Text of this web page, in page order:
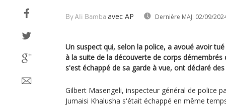
By Ali Bamba avec AP Dernière MAJ: 02/09/
Un suspect qui, selon la police, a avoué avoir
à la suite de la découverte de corps démembrés
s'est échappé de sa garde à vue, ont déclaré
Gilbert Masengeli, inspecteur général de police
Jumaisi Khalusha s'était échappé en même